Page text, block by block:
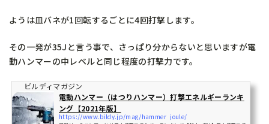
ようは皿バネが1回転するごとに4回打撃します。
その一発が35Jと言う事で、さっぱり分からないと思いますが電
動ハンマーの中レベルと同じ程度の打撃力です。
ビルディマガジン
電動ハンマー（はつりハンマー）打撃エネルギーランキ
ング【2021年版】
https://www.bildy.jp/mag/hammer_joule/